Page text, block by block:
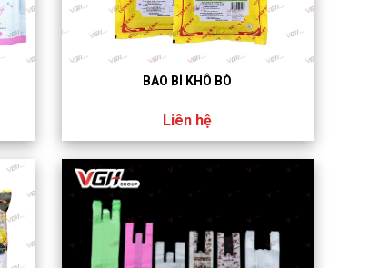
BAO BÌ KHÔ BÒ
Liên hệ